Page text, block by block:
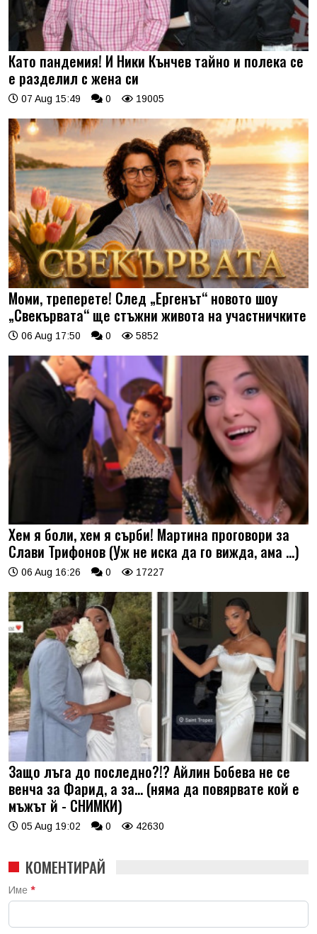
Като пандемия! И Ники Кънчев тайно и полека се
е разделил с жена си
07 Aug 15:49 0 19005
Моми, треперете! След „Ергенът“ новото шоу
„Свекървата“ ще стъжни живота на участничките
06 Aug 17:50 0 5852
Хем я боли, хем я сърби! Мартина проговори за
Слави Трифонов (Уж не иска да го вижда, ама …)
06 Aug 16:26 0 17227
Защо лъга до последно?!? Айлин Бобева не се
венча за Фарид, а за... (няма да повярвате кой е
мъжът й - СНИМКИ)
05 Aug 19:02 0 42630
КОМЕНТИРАЙ
Име *